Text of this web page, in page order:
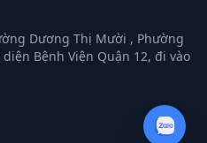
Dương Thị Mười , Phường
Bệnh Viện Quận 12, đi vào